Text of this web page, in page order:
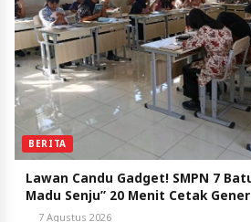
BERITA
Lawan Candu Gadget! SMPN 7
Madu Senju” 20 Menit Cetak
7 Agustus 2026